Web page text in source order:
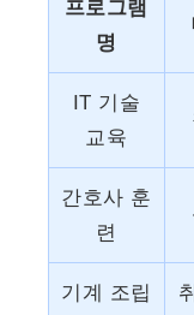
프로그램
명
IT 기술
교육
간호사 훈
련
기계 조립